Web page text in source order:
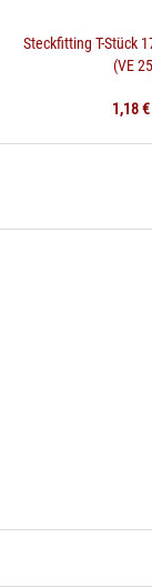
Steckfitting T-Stück
(VE
1,18